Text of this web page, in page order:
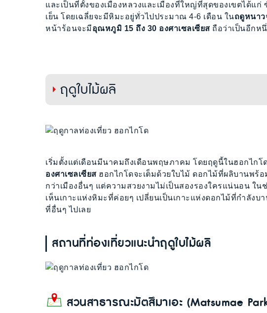
และเป็นที่ตั้งของเมืองหลวงและเมืองที่ใหญ่ที่สุดของเขตได้แ
เย็น โดยเฉลี่ยจะมีหิมะอยู่ทั่วไปประมาณ 4-6 เดือน ในถดูหนาว
หน้าร้อนจะมีอุณหภูมิ 15 ถึง 30 องศาเซลเซียส ถือว่าเป็นอีกห
ฤดูใบไม้ผลิ
เริ่มตั้งแต่เดือนมีนาคมถึงเดือนพฤษภาคม โดยฤดูนี้ในฮอกไกโ
องศาเซลเซียส ฮอกไกโดจะเต็มด้วยใบไม้ ดอกไม้ที่ผลิบานพร้
กว่าเมืองอื่นๆ แต่ความสวยงามไม่เป็นสองรองใครแน่นอน ใน
เห็นเกาะแห่งหิมะที่ค่อยๆ เปลี่ยนเป็นเกาะแห่งดอกไม้ที่กำลัง
ที่อื่นๆ ไปเลย
สถานที่ท่องเที่ยวแนะนำฤดูใบไม้ผลิ
สวนสาธารณะมัตสึมาเอะ (Matsumae